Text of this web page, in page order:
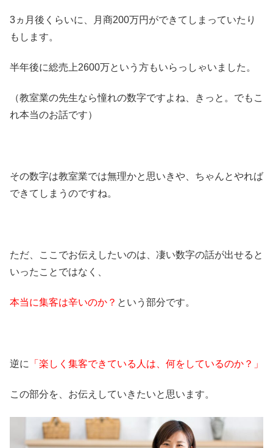
3ヵ月後くらいに、月商200万円ができてしまっていたり
もします。
半年後に総売上2600万という方もいらっしゃいました。
（教室業の先生なら憧れの数字ですよね、きっと。でもこ
れ本当のお話です）
その数字は教室業では無理かと思いきや、ちゃんとやれば
できてしまうのですね。
ただ、ここでお伝えしたいのは、凄い数字の話が出せると
いったことではなく、
本当に集客は辛いのか？ という部分です。
逆に 「楽しく集客できている人は、何をしているのか？」
この部分を、お伝えしていきたいと思います。